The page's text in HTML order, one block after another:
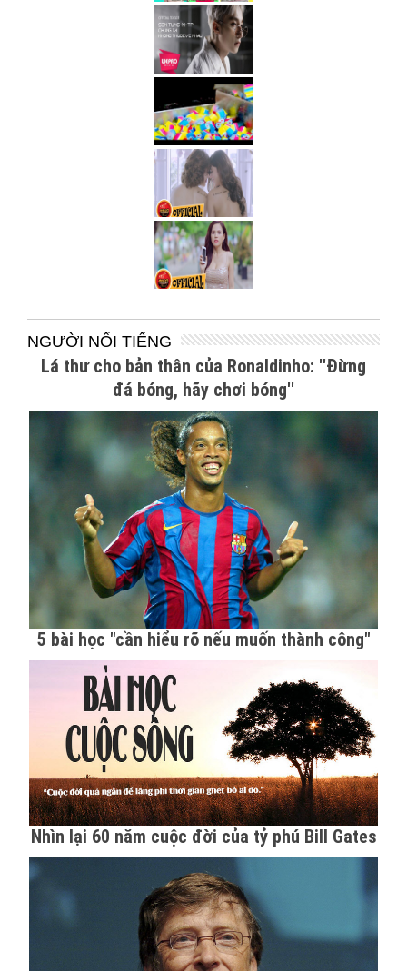
NGƯỜI NỔI TIẾNG
Lá thư cho bản thân của Ronaldinho: ''Đừng
đá bóng, hãy chơi bóng''
5 bài học "cần hiểu rõ nếu muốn thành công"
Nhìn lại 60 năm cuộc đời của tỷ phú Bill Gates